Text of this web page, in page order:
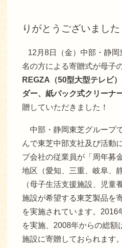
りがとうございました
12月8日（金）中部・静
名の方による寄贈式が母子
REGZA（50型大型テレビ
ダー、紙パック式クリーナ
贈していただきました！
中部・静岡東芝グループ
んで東芝中部支社及び活動
プ会社の従業員が「周年募
地区（愛知、三重、岐阜、
（母子生活支援施設、児童
施設が希望する東芝製品を
を実施されています。2016
を実施、2008年からの総額
施設に寄贈しておられます